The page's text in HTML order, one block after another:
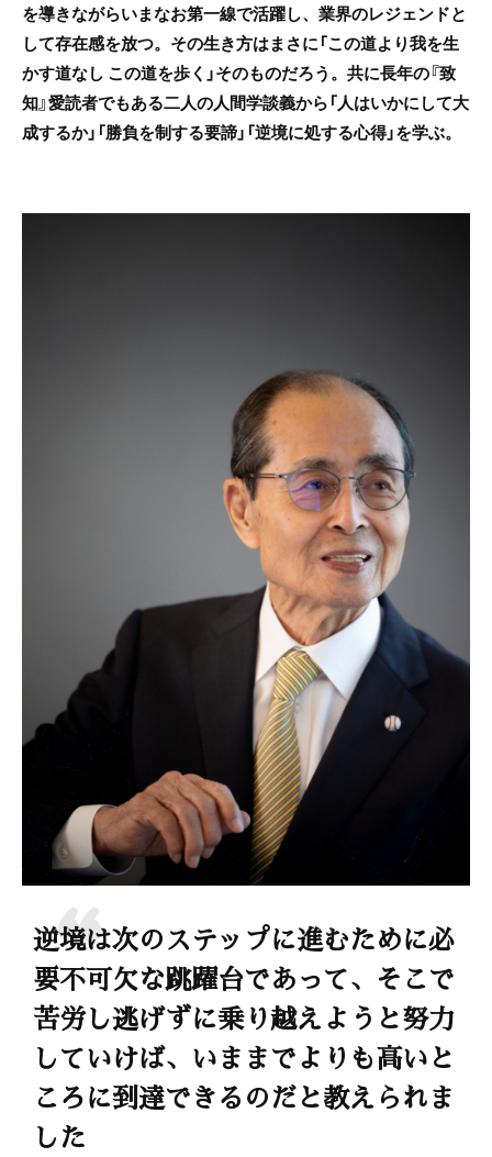
を導きながらいまなお第一線で活躍し、業界のレジェンドと
して存在感を放つ。その生き方はまさに「この道より我を生
かす道なし この道を歩く」そのものだろう。共に長年の『致
知』愛読者でもある二人の人間学談義から「人はいかにして大
成するか」「勝負を制する要諦」「逆境に処する心得」を学ぶ。
逆境は次のステップに進むために必
要不可欠な跳躍台であって、そこで
苦労し逃げずに乗り越えようと努力
していけば、いままでよりも高いと
ころに到達できるのだと教えられま
した